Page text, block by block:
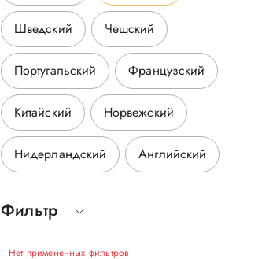
Шведский Чешский
Португальский Французский
Китайский Норвежский
Нидерландский Английский
Фильтр
Нет примененных фильтров